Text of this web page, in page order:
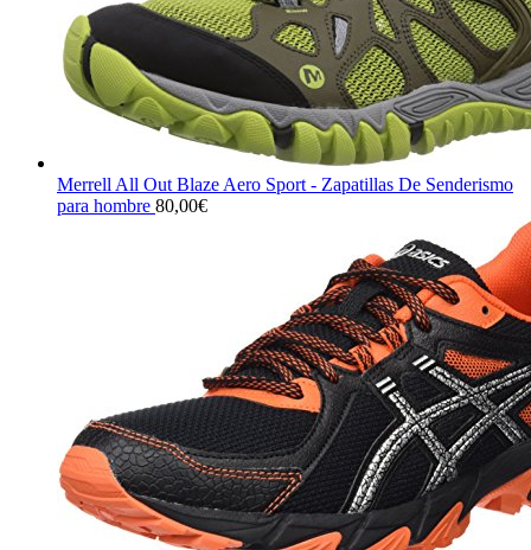
Merrell All Out Blaze Aero Sport - Zapatillas De Senderismo
para hombre 80,00€